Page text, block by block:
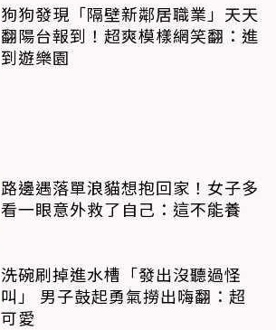
狗狗發現「隔壁新鄰居職業」天天
翻陽台報到！超爽模樣網笑翻：進
到遊樂園
路邊遇落單浪貓想抱回家！女子多
看一眼意外救了自己：這不能養
洗碗刷掉進水槽「發出沒聽過怪
叫」 男子鼓起勇氣撈出嗨翻：超
可愛